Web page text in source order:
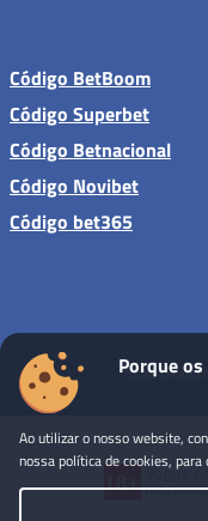
Código BetBoom
Código Superbet
Código Betnacional
Código Novibet
Código bet365
Sites de
Porque
Ao utilizar o nosso website,
nossa política de cookies,